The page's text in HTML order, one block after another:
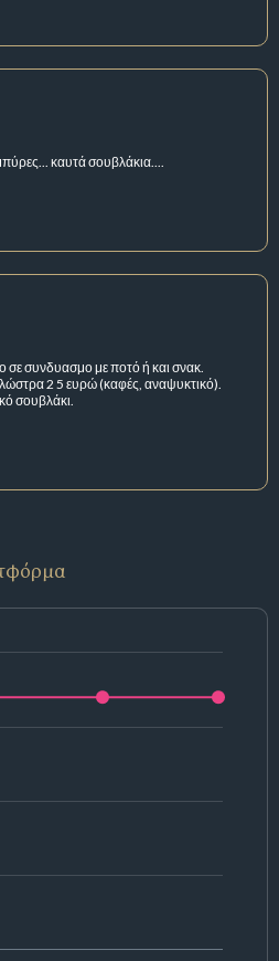
καυτά σουβλάκια....
σε συνδυασμο με ποτό ή και σνακ.
2 5 ευρώ (καφές, αναψυκτικό).
σουβλάκι.